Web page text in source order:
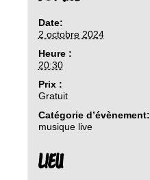
Date:
2 octobre 2024
Heure :
20:30
Prix :
Gratuit
Catégorie d’évènement:
musique live
LIEU